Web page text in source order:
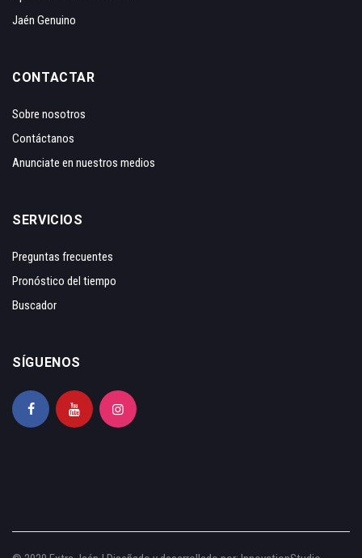
Jaén Genuino
CONTACTAR
Sobre nosotros
Contáctanos
Anunciate en nuestros medios
SERVICIOS
Preguntas frecuentes
Pronóstico del tiempo
Buscador
SÍGUENOS